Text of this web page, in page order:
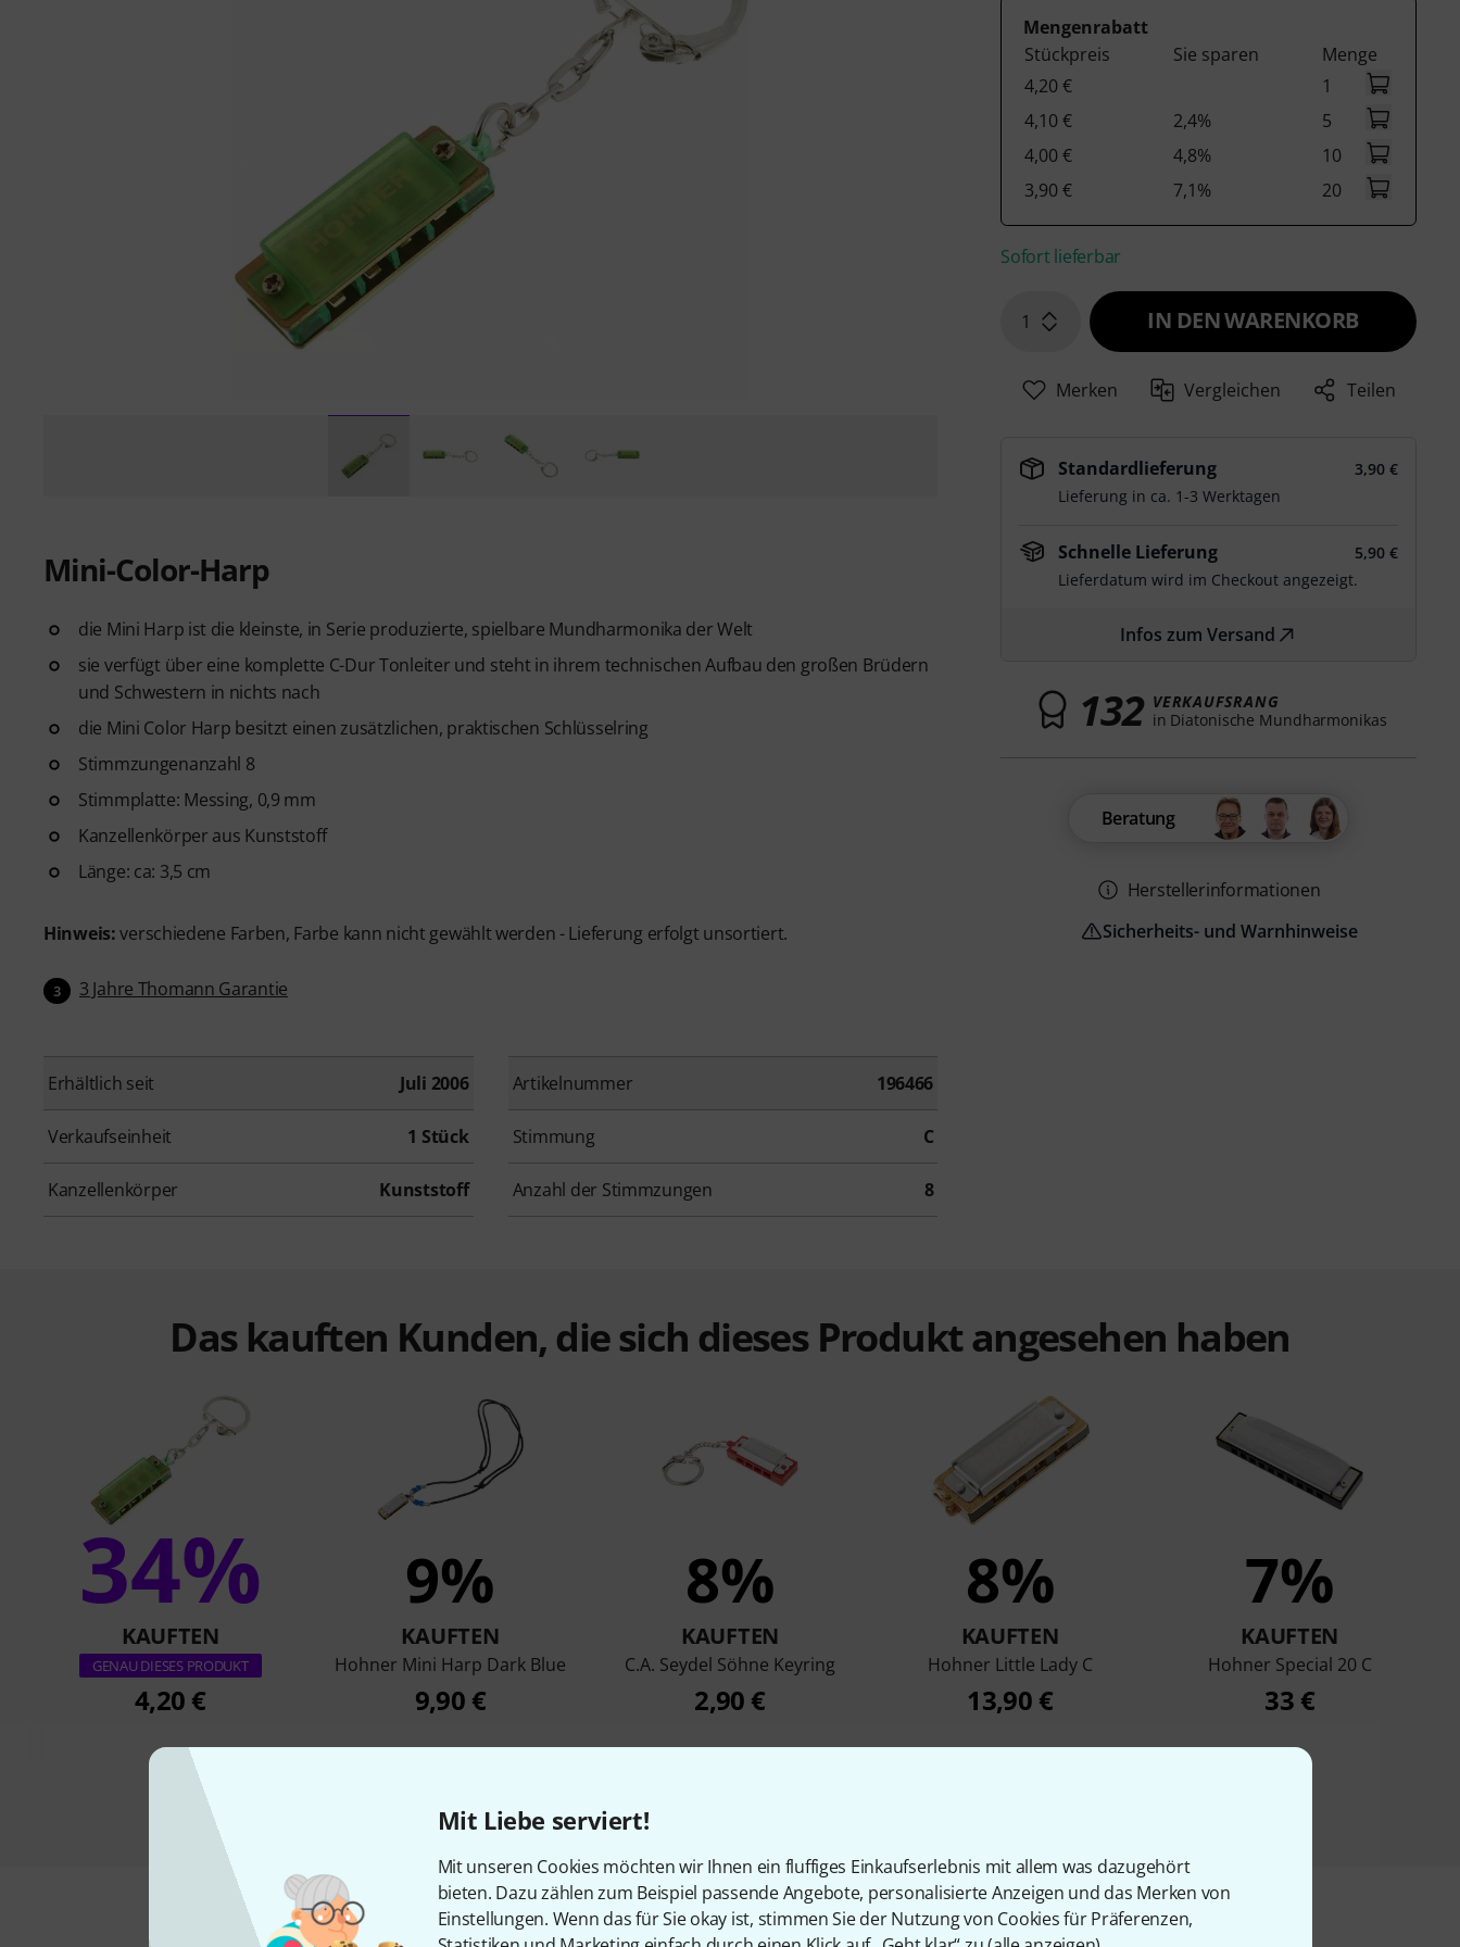
Mit Liebe serviert!
Mit unseren Cookies möchten wir Ihnen ein fluffiges Einkaufserlebnis mit allem was dazugehört
bieten. Dazu zählen zum Beispiel passende Angebote, personalisierte Anzeigen und das Merken von
Einstellungen. Wenn das für Sie okay ist, stimmen Sie der Nutzung von Cookies für Präferenzen,
Mini-Color-Harp
die Mini Harp ist die kleinste, in Serie produzierte, spielbare Mundharmonika der Welt
sie verfügt über eine komplette C-Dur Tonleiter und steht in ihrem technischen Aufbau den großen Brüdern
und Schwestern in nichts nach
die Mini Color Harp besitzt einen zusätzlichen, praktischen Schlüsselring
Stimmzungenanzahl 8
Stimmplatte: Messing, 0,9 mm
Kanzellenkörper aus Kunststoff
Länge: ca: 3,5 cm
Hinweis:verschiedene Farben, Farbe kann nicht gewählt werden - Lieferung erfolgt unsortiert.
3 3 Jahre Thomann Garantie
Erhältlich seit Juli 2006 Artikelnummer 196466
Verkaufseinheit 1 Stück Stimmung C
Kanzellenkörper Kunststoff Anzahl der Stimmzungen 8
Mengenrabatt
Stückpreis
Sie sparen
Menge
4,20 €
1
4,10 €
2,4%
5
4,00 €
4,8%
10
3,90 €
7,1% 20
Sofort lieferbar
1 IN DEN WARENKORB
Merken Vergleichen Teilen
Standardlieferung
3,90 €
Lieferung in ca. 1-3 Werktagen
Schnelle Lieferung
5,90 €
Lieferdatum wird im Checkout angezeigt.
Infos zum Versand
132 VERKAUFSRANG
in Diatonische Mundharmonikas
Beratung
Herstellerinformationen
Sicherheits- und Warnhinweise
Das kauften Kunden, die sich dieses Produkt angesehen haben
34%
KAUFTEN
GENAU DIESES PRODUKT
4,20 €
9%
KAUFTEN
Hohner Mini Harp Dark Blue
9,90 €
8%
KAUFTEN
C.A. Seydel Söhne Keyring
2,90 €
8%
KAUFTEN
Hohner Little Lady C
13,90 €
7%
KAUFTEN
Hohner Special 20 C
33 €